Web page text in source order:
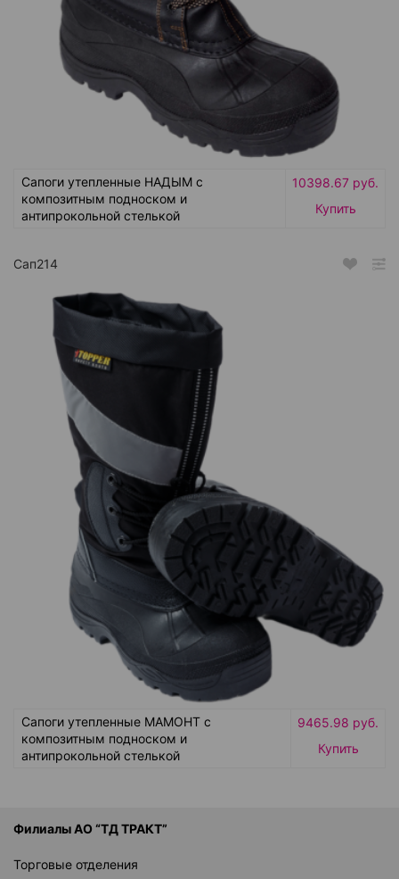
Сапоги утепленные НАДЫМ с
композитным подноском и
антипрокольной стелькой
10398.67 руб.
Купить
Сап214
Сапоги утепленные МАМОНТ с
композитным подноском и
антипрокольной стелькой
9465.98 руб.
Купить
Филиалы АО “ТД ТРАКТ”
Торговые отделения